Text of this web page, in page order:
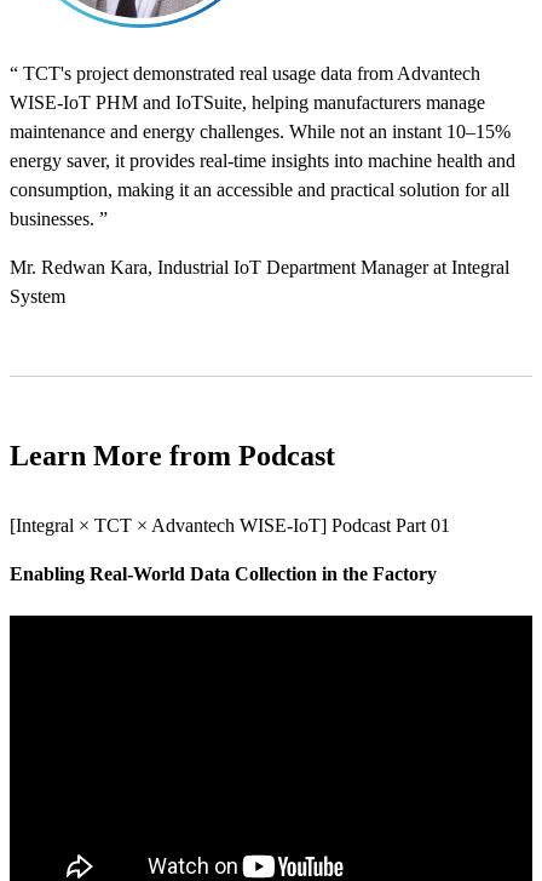
“ TCT's project demonstrated real usage data from Advantech
WISE-IoT PHM and IoTSuite, helping manufacturers manage
maintenance and energy challenges. While not an instant 10–15%
energy saver, it provides real-time insights into machine health and
consumption, making it an accessible and practical solution for all
businesses. ”︁
Mr. Redwan Kara, Industrial IoT Department Manager at Integral
System
Learn More from Podcast
[Integral × TCT × Advantech WISE-IoT] Podcast Part 01
Enabling Real-World Data Collection in the Factory